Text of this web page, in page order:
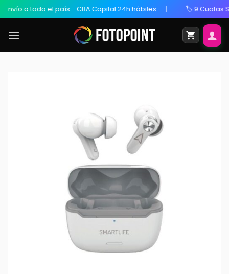
el país - CBA Capital 24h hábiles 🏷️ 9 Cuotas Sin Interés /